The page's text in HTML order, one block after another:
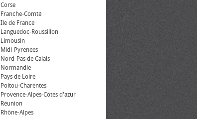
Corse
Franche-Comté
Île de France
Languedoc-Roussillon
Limousin
Midi-Pyrénées
Nord-Pas de Calais
Normandie
Pays de Loire
Poitou-Charentes
Provence-Alpes-Côtes d'azur
Réunion
Rhône-Alpes